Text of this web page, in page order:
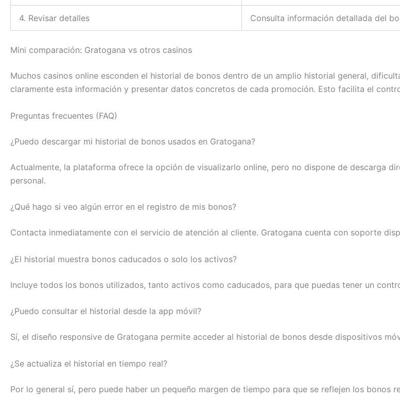
4. Revisar detalles Consulta información detallada del
Mini comparación: Gratogana vs otros casinos
Muchos casinos online esconden el historial de bonos dentro de un amplio historial general,
claramente esta información y presentar datos concretos de cada promoción. Esto facilita el
Preguntas frecuentes (FAQ)
¿Puedo descargar mi historial de bonos usados en Gratogana?
Actualmente, la plataforma ofrece la opción de visualizarlo online, pero no dispone de descarga
personal.
¿Qué hago si veo algún error en el registro de mis bonos?
Contacta inmediatamente con el servicio de atención al cliente. Gratogana cuenta con soporte
¿El historial muestra bonos caducados o solo los activos?
Incluye todos los bonos utilizados, tanto activos como caducados, para que puedas tener un
¿Puedo consultar el historial desde la app móvil?
Sí, el diseño responsive de Gratogana permite acceder al historial de bonos desde dispositivos
¿Se actualiza el historial en tiempo real?
Por lo general sí, pero puede haber un pequeño margen de tiempo para que se reflejen los bonos